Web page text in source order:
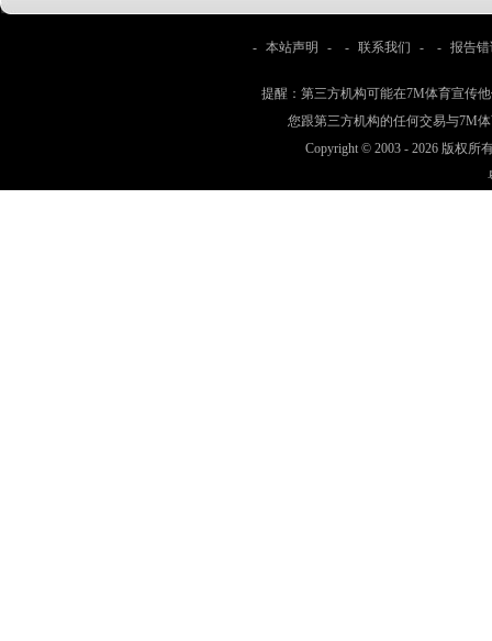
- 本站声明 - - 联系我们 - - 报告
提醒：第三方机构可能在7M体育宣传
您跟第三方机构的任何交易与7M
Copyright © 2003 - 2026 版权所